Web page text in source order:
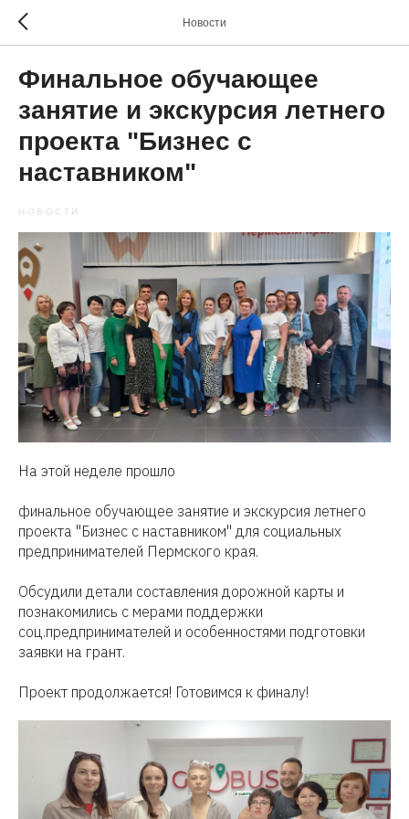
Новости
Финальное обучающее
занятие и экскурсия летнего
проекта "Бизнес с
наставником"
На этой неделе прошло
финальное обучающее занятие и экскурсия летнего
проекта "Бизнес с наставником" для социальных
предпринимателей Пермского края.
Обсудили детали составления дорожной карты и
познакомились с мерами поддержки
соц.предпринимателей и особенностями подготовки
заявки на грант.
Проект продолжается! Готовимся к финалу!